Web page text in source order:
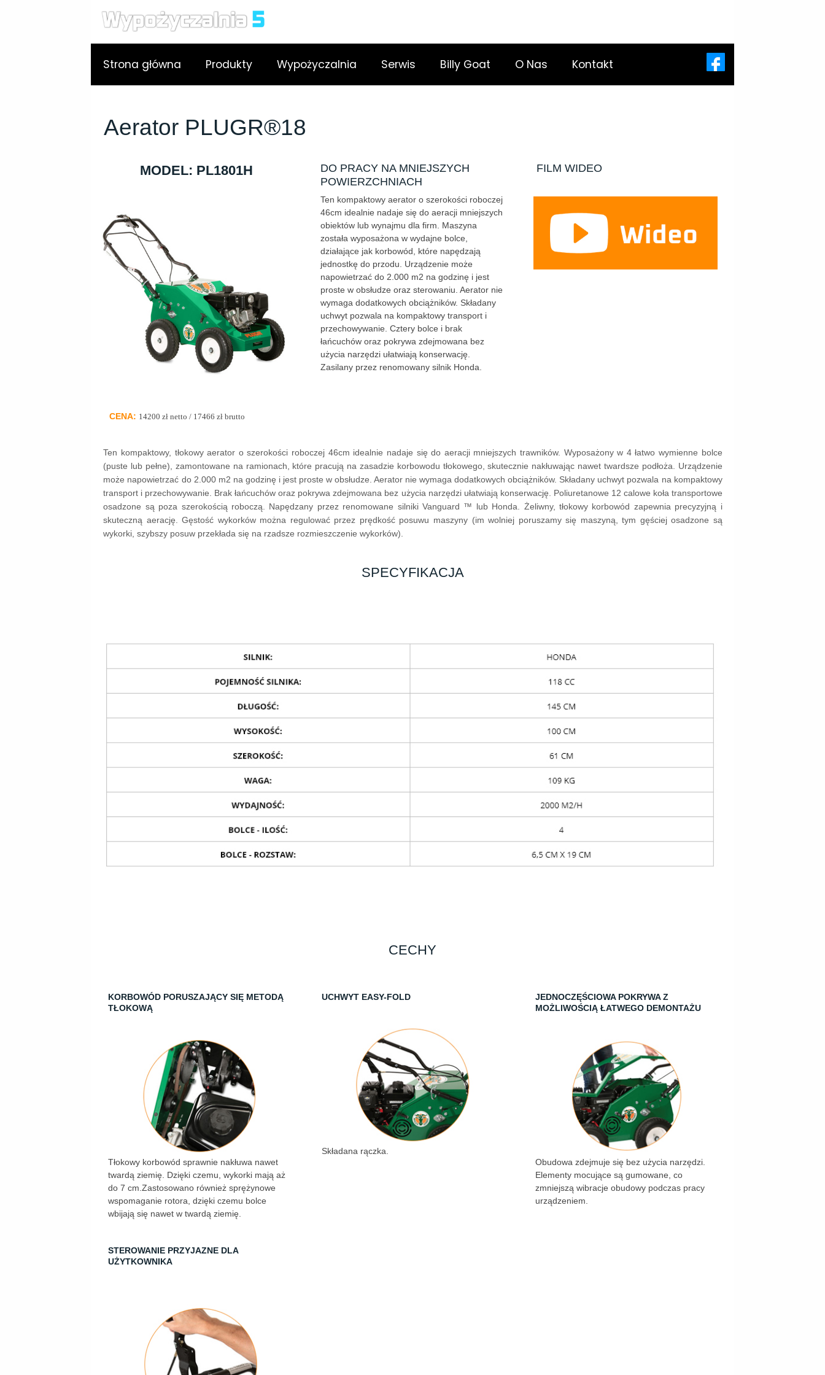
Strona główna Produkty Wypożyczalnia Serwis Billy Goat O Nas Kontakt
Aerator PLUGR®18
MODEL: PL1801H
CENA: 14200 zł netto / 17466 zł brutto
DO PRACY NA MNIEJSZYCH
POWIERZCHNIACH
Ten kompaktowy aerator o szerokości roboczej
46cm idealnie nadaje się do aeracji mniejszych
obiektów lub wynajmu dla firm. Maszyna
została wyposażona w wydajne bolce,
działające jak korbowód, które napędzają
jednostkę do przodu. Urządzenie może
napowietrzać do 2.000 m2 na godzinę i jest
proste w obsłudze oraz sterowaniu. Aerator nie
wymaga dodatkowych obciążników. Składany
uchwyt pozwala na kompaktowy transport i
przechowywanie. Cztery bolce i brak
łańcuchów oraz pokrywa zdejmowana bez
użycia narzędzi ułatwiają konserwację.
Zasilany przez renomowany silnik Honda.
FILM WIDEO
Ten kompaktowy, tłokowy aerator o szerokości roboczej 46cm idealnie nadaje się do aeracji mniejszych trawników. Wyposażony w 4 łatwo wymienne bolce
(puste lub pełne), zamontowane na ramionach, które pracują na zasadzie korbowodu tłokowego, skutecznie nakłuwając nawet twardsze podłoża. Urządzenie
może napowietrzać do 2.000 m2 na godzinę i jest proste w obsłudze. Aerator nie wymaga dodatkowych obciążników. Składany uchwyt pozwala na kompaktowy
transport i przechowywanie. Brak łańcuchów oraz pokrywa zdejmowana bez użycia narzędzi ułatwiają konserwację. Poliuretanowe 12 calowe koła transportowe
osadzone są poza szerokością roboczą. Napędzany przez renomowane silniki Vanguard ™ lub Honda. Żeliwny, tłokowy korbowód zapewnia precyzyjną i
skuteczną aerację. Gęstość wykorków można regulować przez prędkość posuwu maszyny (im wolniej poruszamy się maszyną, tym gęściej osadzone są
wykorki, szybszy posuw przekłada się na rzadsze rozmieszczenie wykorków).
SPECYFIKACJA
CECHY
KORBOWÓD PORUSZAJĄCY SIĘ METODĄ
TŁOKOWĄ
Tłokowy korbowód sprawnie nakłuwa nawet
twardą ziemię. Dzięki czemu, wykorki mają aż
do 7 cm.Zastosowano również sprężynowe
wspomaganie rotora, dzięki czemu bolce
wbijają się nawet w twardą ziemię.
UCHWYT EASY-FOLD
Składana rączka.
JEDNOCZĘŚCIOWA POKRYWA Z
MOŻLIWOŚCIĄ ŁATWEGO DEMONTAŻU
Obudowa zdejmuje się bez użycia narzędzi.
Elementy mocujące są gumowane, co
zmniejszą wibracje obudowy podczas pracy
urządzeniem.
STEROWANIE PRZYJAZNE DLA
UŻYTKOWNIKA